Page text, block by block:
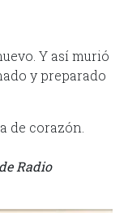
Y así murió
y preparado
de corazón.
Radio